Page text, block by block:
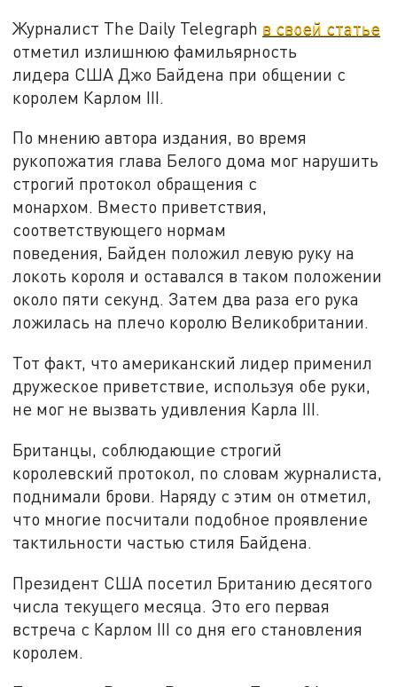
Журналист The Daily Telegraph в своей статье
отметил излишнюю фамильярность
лидера США Джо Байдена при общении с
королем Карлом III.
По мнению автора издания, во время
рукопожатия глава Белого дома мог нарушить
строгий протокол обращения с
монархом. Вместо приветствия,
соответствующего нормам
поведения, Байден положил левую руку на
локоть короля и оставался в таком положении
около пяти секунд. Затем два раза его рука
ложилась на плечо королю Великобритании.
Тот факт, что американский лидер применил
дружеское приветствие, используя обе руки,
не мог не вызвать удивления Карла III.
Британцы, соблюдающие строгий
королевский протокол, по словам журналиста,
поднимали брови. Наряду с этим он отметил,
что многие посчитали подобное проявление
тактильности частью стиля Байдена.
Президент США посетил Британию десятого
числа текущего месяца. Это его первая
встреча с Карлом III со дня его становления
королем.